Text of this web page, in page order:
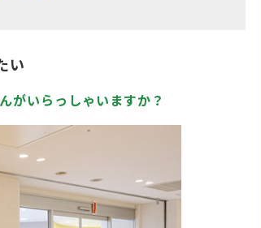
い
がいらっしゃいますか？